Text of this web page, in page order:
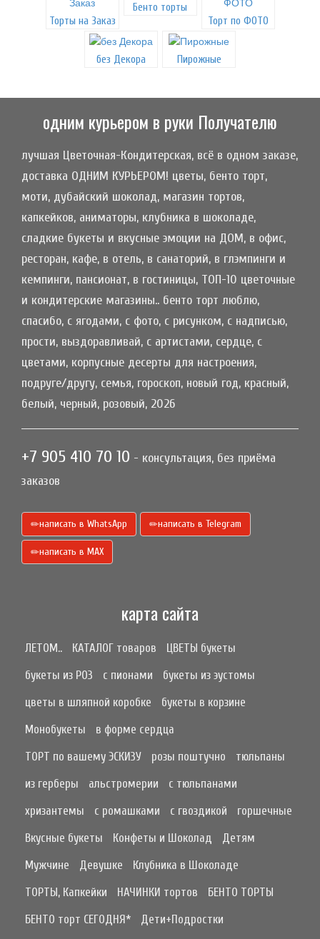
Торты на Заказ
Бенто торты
Торт по ФОТО
без Декора Пирожные
одним курьером в руки Получателю
лучшая Цветочная-Кондитерская, всё в одном заказе,
доставка ОДНИМ КУРЬЕРОМ! цветы, бенто торт,
моти, дубайский шоколад, магазин тортов,
капкейков, аниматоры, клубника в шоколаде,
сладкие букеты и вкусные эмоции на ДОМ, в офис,
ресторан, кафе, в отель, в санаторий, в глэмпинги и
кемпинги, пансионат, в гостиницы, ТОП-10 цветочные
и кондитерские магазины.. бенто торт люблю,
спасибо, с ягодами, с фото, с рисунком, с надписью,
прости, выздоравливай, с артистами, сердце, с
цветами, корпусные десерты для настроения,
подруге/другу, семья, гороскоп, новый год, красный,
белый, черный, розовый, 2026
+7 905 410 70 10 - консультация, без приёма
заказов
написать в WhatsApp написать в Telegram
написать в МАХ
карта сайта
ЛЕТОМ.. КАТАЛОГ товаров
ЦВЕТЫ букеты
букеты из РОЗ
с пионами
букеты из эустомы
цветы в шляпной коробке
букеты в корзине
Монобукеты
в форме сердца
ТОРТ по вашему ЭСКИЗУ
розы поштучно
тюльпаны
из герберы
альстромерии
с тюльпанами
хризантемы
с ромашками с гвоздикой
горшечные
Вкусные букеты
Конфеты и Шоколад
Детям
Мужчине
Девушке
Клубника в Шоколаде
ТОРТЫ, Капкейки
НАЧИНКИ тортов
БЕНТО ТОРТЫ
БЕНТО торт СЕГОДНЯ*
Дети+Подростки